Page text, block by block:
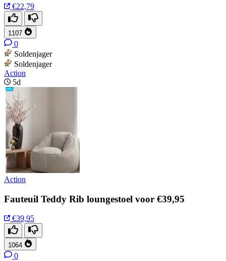
€22,79
1107
0
Soldenjager
Soldenjager
Action
5d
Action
Fauteuil Teddy Rib loungestoel voor €39,95
€39,95
1064
0